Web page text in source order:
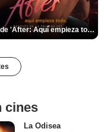
Tráiler de 'After: Aquí empieza todo'
cines
La Odisea